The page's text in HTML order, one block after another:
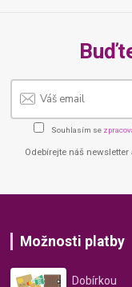
Souhlasím se
Odebírejte náš
Možnosti platby
Dobírkou